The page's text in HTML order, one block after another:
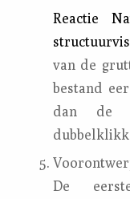
Reactie
van de
bestand
dan de
De